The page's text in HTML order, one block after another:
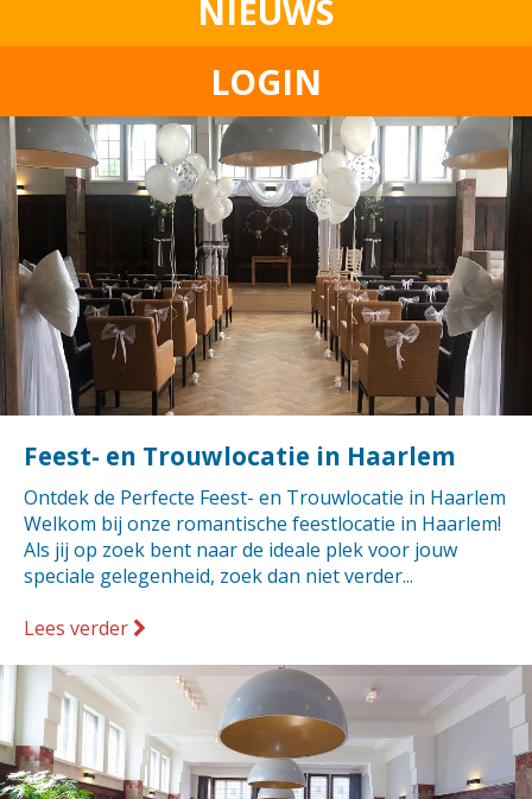
NIEUWS
LOGIN
Feest- en Trouwlocatie in Haarlem
Ontdek de Perfecte Feest- en Trouwlocatie in Haarlem
Welkom bij onze romantische feestlocatie in Haarlem!
Als jij op zoek bent naar de ideale plek voor jouw
speciale gelegenheid, zoek dan niet verder...
Lees verder